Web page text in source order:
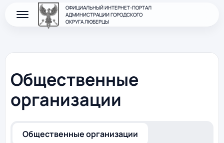
ОФИЦИАЛЬНЫЙ ИНТЕРНЕТ-ПОРТАЛ
АДМИНИСТРАЦИИ ГОРОДСКОГО
ОКРУГА ЛЮБЕРЦЫ
Общественные
организации
Общественные организации